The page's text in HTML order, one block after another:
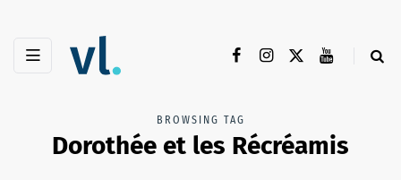
BROWSING TAG
Dorothée et les Récréamis